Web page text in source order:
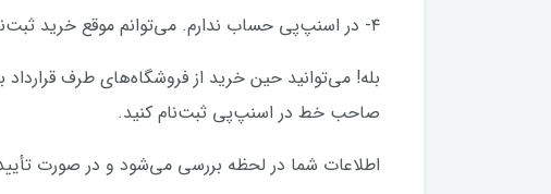
۴- در اسنپ‌پی حساب ندارم. می‌توانم موقع خرید ثبت‌نام کنم و اعتبار بگیرم؟
بله! می‌توانید حین خرید از فروشگاه‌های طرف
صاحب خط در اسنپ‌پی ثبت‌نام کنید.
اطلاعات شما در لحظه بررسی می‌شود و در صورت